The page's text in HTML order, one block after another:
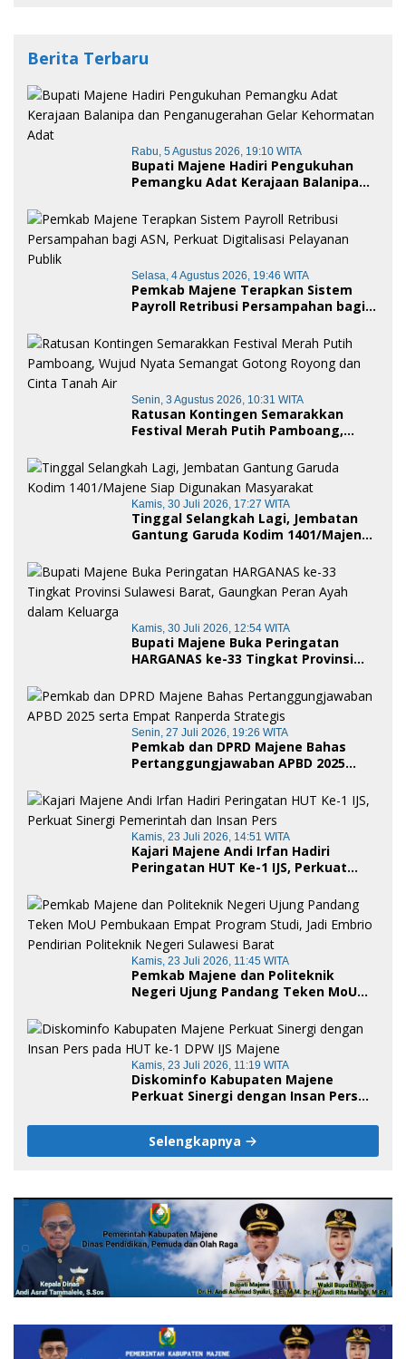
Berita Terbaru
Rabu, 5 Agustus 2026, 19:10 WITA
Bupati Majene Hadiri Pengukuhan
Pemangku Adat Kerajaan Balanipa
Kehormatan Adat
Selasa, 4 Agustus 2026, 19:46 WITA
Pemkab Majene Terapkan Sistem
Payroll Retribusi Persampahan bagi
Publik
Senin, 3 Agustus 2026, 10:31 WITA
Ratusan Kontingen Semarakkan
Festival Merah Putih Pamboang,
Royong dan Cinta Tanah Air
Kamis, 30 Juli 2026, 17:27 WITA
Tinggal Selangkah Lagi, Jembatan
Gantung Garuda Kodim 1401/Majene
Kamis, 30 Juli 2026, 12:54 WITA
Bupati Majene Buka Peringatan
HARGANAS ke-33 Tingkat Provinsi
Ayah dalam Keluarga
Senin, 27 Juli 2026, 19:26 WITA
Pemkab dan DPRD Majene Bahas
Pertanggungjawaban APBD 2025
Kamis, 23 Juli 2026, 14:51 WITA
Kajari Majene Andi Irfan Hadiri
Peringatan HUT Ke-1 IJS, Perkuat
Kamis, 23 Juli 2026, 11:45 WITA
Pemkab Majene dan Politeknik
Negeri Ujung Pandang Teken MoU
Jadi Embrio Pendirian Politeknik
Negeri Sulawesi Barat
Kamis, 23 Juli 2026, 11:19 WITA
Diskominfo Kabupaten Majene
Perkuat Sinergi dengan Insan Pers
Selengkapnya